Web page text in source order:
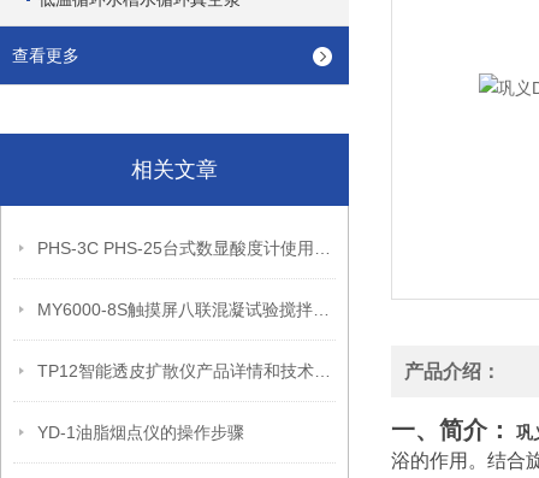
查看更多
相关文章
YD-1油脂烟点仪的操作步骤
产品介绍：
一、简介： 巩
浴的作用。结合